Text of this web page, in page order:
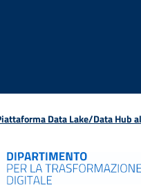
Data Lake/Data Hub